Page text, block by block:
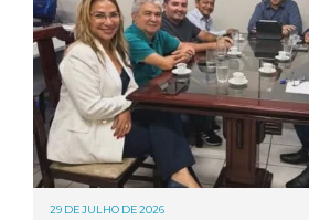
29 DE JULHO DE 2026